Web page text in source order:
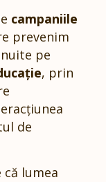
campaniile
prevenim
pe
, prin
de
lumea